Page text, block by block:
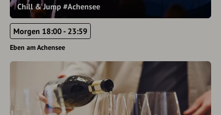
Chill & Jump #Achensee
Morgen 18:00 - 23:59
Eben am Achensee